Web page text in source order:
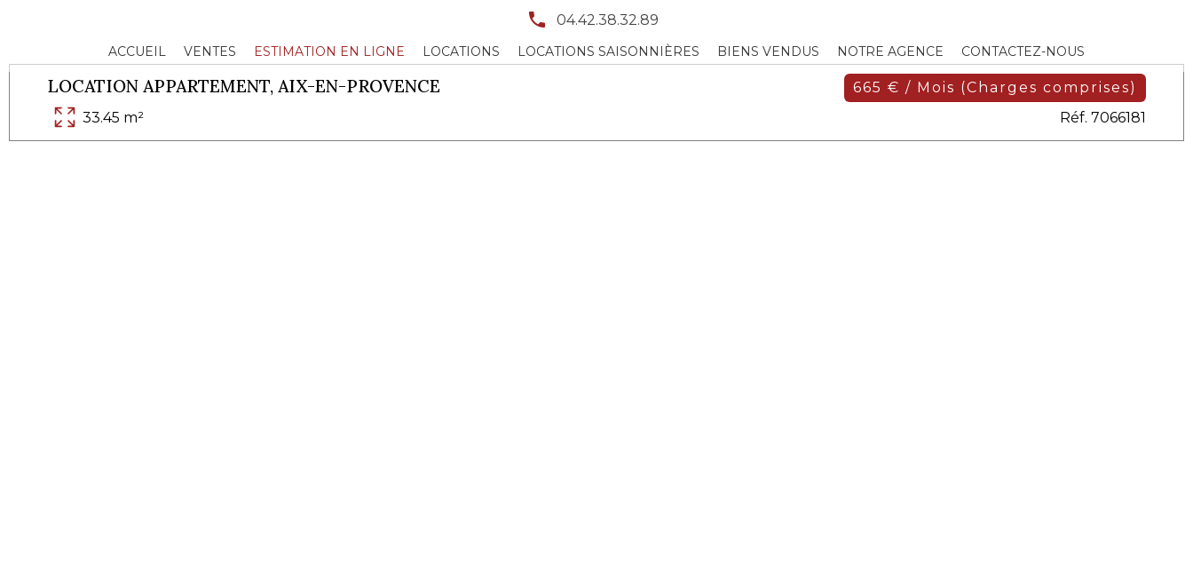
04.42.38.32.89
ACCUEIL VENTES ESTIMATION EN LIGNE LOCATIONS LOCATIONS SAISONNIÈRES BIENS VENDUS NOTRE AGENCE CONTACTEZ-NOUS
LOCATION APPARTEMENT, AIX-EN-PROVENCE
665 € / Mois (Charges comprises)
33.45 m²
Réf. 7066181